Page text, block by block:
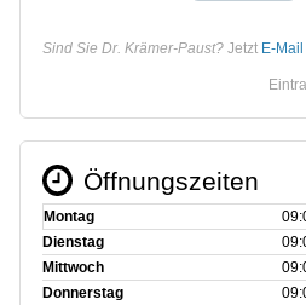
Sind Sie Dr. Krämer-Paust? Jetzt E-
Öffnungszeiten
Montag
Dienstag
Mittwoch
Donnerstag